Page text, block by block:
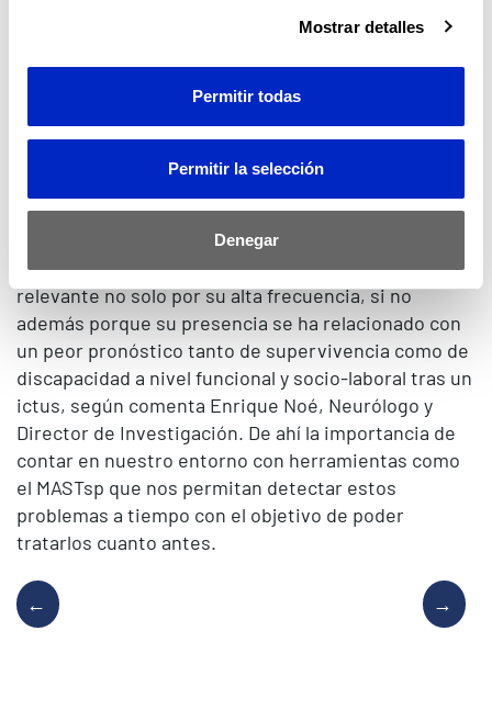
Mostrar detalles
Permitir todas
Permitir la selección
Denegar
Más de 400.000 personas viven en España con
es normalmente una lesión cerebral repentina,
siendo el 78% de estos casos por un ictus, según
datos de la Federación Española de Daño Cerebral
Valencia al Mar y Sevilla Aljarafe atiende a pacientes
con lesiones neurológicas diversas, entre los que
destacan los Ictus. La presencia de afasia es
relevante no solo por su alta frecuencia, si no
además porque su presencia se ha relacionado con
un peor pronóstico tanto de supervivencia como de
discapacidad a nivel funcional y socio-laboral tras un
ictus, según comenta Enrique Noé, Neurólogo y
Director de Investigación. De ahí la importancia de
contar en nuestro entorno con herramientas como
el MASTsp que nos permitan detectar estos
problemas a tiempo con el objetivo de poder
tratarlos cuanto antes.